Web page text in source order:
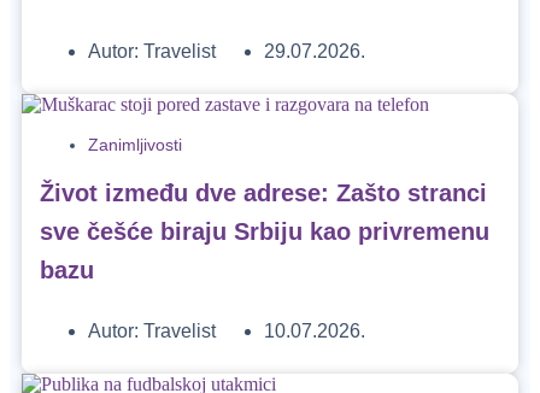
Autor: Travelist 29.07.2026.
Zanimljivosti
Život između dve adrese: Zašto stranci
sve češće biraju Srbiju kao privremenu
bazu
Autor: Travelist 10.07.2026.